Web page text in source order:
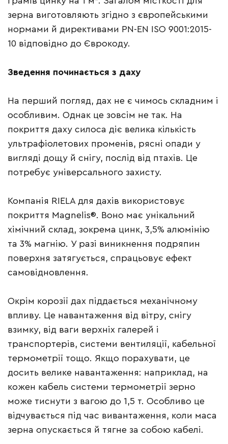
зерна виготовляють згідно з європейськими
нормами й директивами PN-EN ISO 9001:2015-
10 відповідно до Єврокоду.
Зведення починається з даху
На перший погляд, дах не є чимось складним і
особливим. Однак це зовсім не так. На
покриття даху силоса діє велика кількість
ультрафіолетових променів, рясні опади у
вигляді дощу й снігу, послід від птахів. Це
потребує універсального захисту.
Компанія RIELA для дахів використовує
покриття Magnelis®. Воно має унікальний
хімічний склад, зокрема цинк, 3,5% алюмінію
та 3% магнію. У разі виникнення подряпин
поверхня затягується, спрацьовує ефект
самовідновлення.
Окрім корозії дах піддається механічному
впливу. Це навантаження від вітру, снігу
взимку, від ваги верхніх галерей і
транспортерів, системи вентиляції, кабельної
термометрії тощо. Якщо порахувати, це
досить велике навантаження: наприклад, на
кожен кабель системи термометрії зерно
може тиснути з вагою до 1,5 т. Особливо це
відчувається під час вивантаження, коли маса
зерна опускається й тягне за собою кабелі.